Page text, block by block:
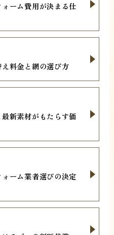
ーム費用が決まる仕
料金と網の選び方
新素材がもたらす価
ーム業者選びの決定